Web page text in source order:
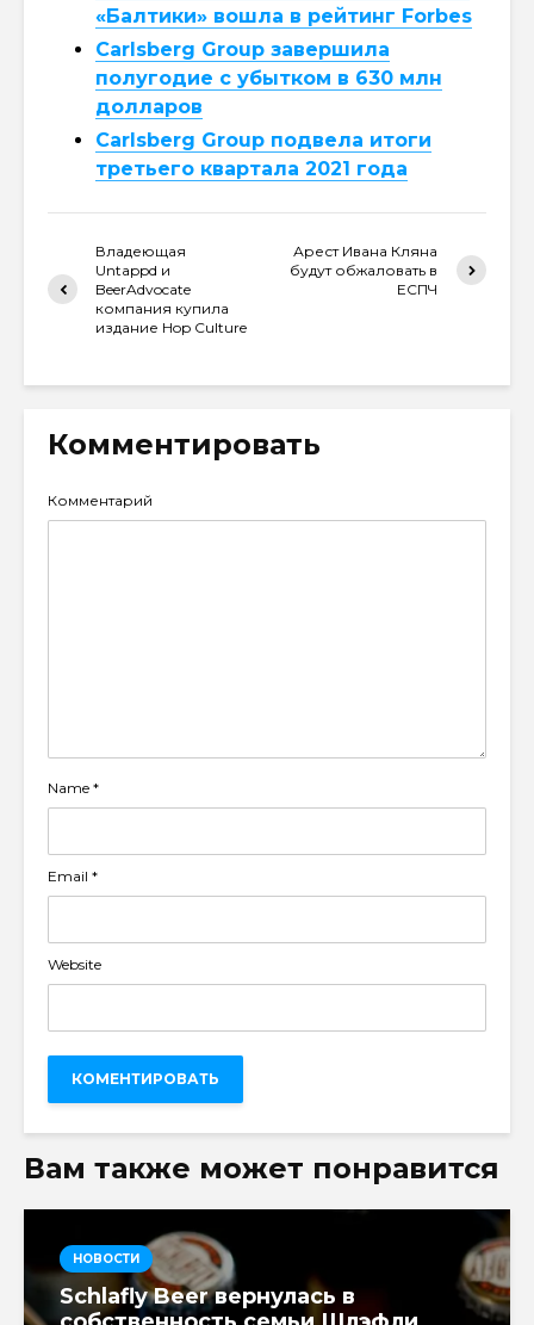
«Балтики» вошла в рейтинг Forbes
Carlsberg Group завершила
полугодие с убытком в 630 млн
долларов
Carlsberg Group подвела итоги
третьего квартала 2021 года
Владеющая
Untappd и
BeerAdvocate
компания купила
издание Hop Culture
Арест Ивана Кляна
будут обжаловать в
ЕСПЧ
Комментировать
Комментарий
Name *
Email *
Website
Вам также может понравится
НОВОСТИ
Schlafly Beer вернулась в